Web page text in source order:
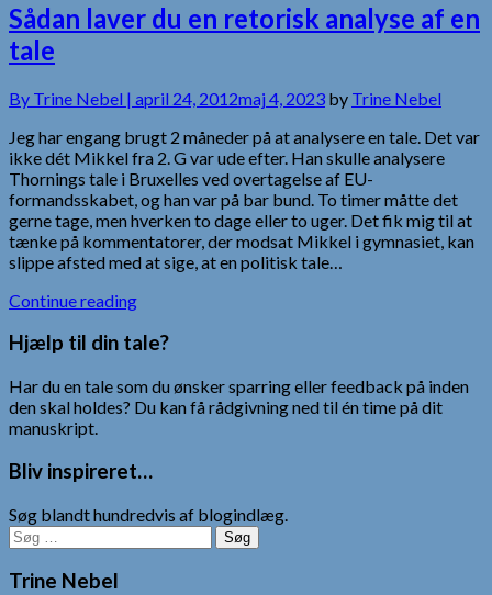
Sådan laver du en retorisk analyse af en
tale
By Trine Nebel | april 24, 2012maj 4, 2023 by Trine Nebel
Jeg har engang brugt 2 måneder på at analysere en tale. Det var
ikke dét Mikkel fra 2. G var ude efter. Han skulle analysere
Thornings tale i Bruxelles ved overtagelse af EU-
formandsskabet, og han var på bar bund. To timer måtte det
gerne tage, men hverken to dage eller to uger. Det fik mig til at
tænke på kommentatorer, der modsat Mikkel i gymnasiet, kan
slippe afsted med at sige, at en politisk tale…
Continue reading
Hjælp til din tale?
Har du en tale som du ønsker sparring eller feedback på inden
den skal holdes? Du kan få rådgivning ned til én time på dit
manuskript.
Bliv inspireret…
Søg blandt hundredvis af blogindlæg.
Søg
efter:
Trine Nebel